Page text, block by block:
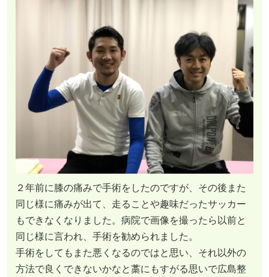
２年前に膝の痛みで手術をしたのですが、その後また
同じ様に痛みが出て、走ることや趣味だったサッカー
もできなくなりました。病院で画像を撮ったら以前と
同じ様に言われ、手術を勧められました。
手術をしてもまた悪くなるのではと思い、それ以外の
方法で良くできないかなと藁にもすがる思いで広島整